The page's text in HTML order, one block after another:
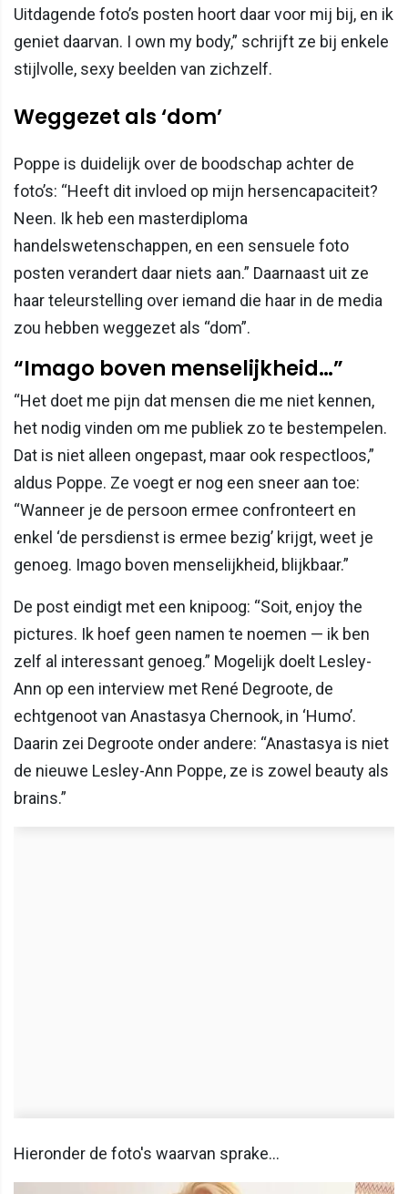
Uitdagende foto’s posten hoort daar voor mij bij, en ik
geniet daarvan. I own my body,” schrijft ze bij enkele
stijlvolle, sexy beelden van zichzelf.
Weggezet als ‘dom’
Poppe is duidelijk over de boodschap achter de
foto’s: “Heeft dit invloed op mijn hersencapaciteit?
Neen. Ik heb een masterdiploma
handelswetenschappen, en een sensuele foto
posten verandert daar niets aan.” Daarnaast uit ze
haar teleurstelling over iemand die haar in de media
zou hebben weggezet als “dom”.
“Imago boven menselijkheid…”
“Het doet me pijn dat mensen die me niet kennen,
het nodig vinden om me publiek zo te bestempelen.
Dat is niet alleen ongepast, maar ook respectloos,”
aldus Poppe. Ze voegt er nog een sneer aan toe:
“Wanneer je de persoon ermee confronteert en
enkel ‘de persdienst is ermee bezig’ krijgt, weet je
genoeg. Imago boven menselijkheid, blijkbaar.”
De post eindigt met een knipoog: “Soit, enjoy the
pictures. Ik hoef geen namen te noemen — ik ben
zelf al interessant genoeg.” Mogelijk doelt Lesley-
Ann op een interview met René Degroote, de
echtgenoot van Anastasya Chernook, in ‘Humo’.
Daarin zei Degroote onder andere: “Anastasya is niet
de nieuwe Lesley-Ann Poppe, ze is zowel beauty als
brains.”
Hieronder de foto's waarvan sprake...